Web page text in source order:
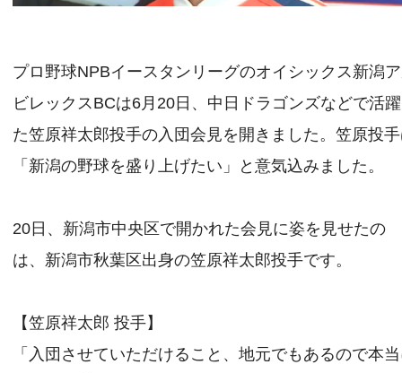
プロ野球NPBイースタンリーグのオイシックス新潟
ビレックスBCは6月20日、中日ドラゴンズなどで活
た笠原祥太郎投手の入団会見を開きました。笠原投
「新潟の野球を盛り上げたい」と意気込みました。
20日、新潟市中央区で開かれた会見に姿を見せたの
は、新潟市秋葉区出身の笠原祥太郎投手です。
【笠原祥太郎 投手】
「入団させていただけること、地元でもあるので本